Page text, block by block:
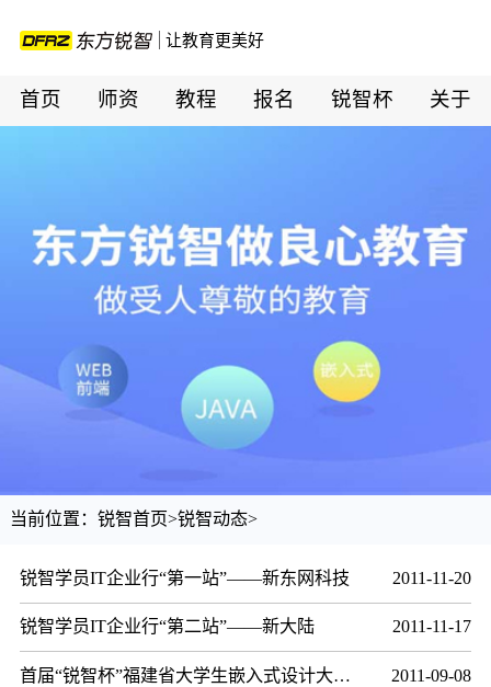
让教育更美好
首页 师资 教程 报名 锐智杯 关于
当前位置： 锐智首页>锐智动态>
锐智学员IT企业行“第一站”——新东网科技 2011-11-20
锐智学员IT企业行“第二站”——新大陆 2011-11-17
首届“锐智杯”福建省大学生嵌入式设计大赛报道 2011-09-08